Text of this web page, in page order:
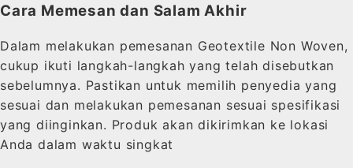
Cara Memesan dan Salam Akhir
Dalam melakukan pemesanan Geotextile Non Woven,
cukup ikuti langkah-langkah yang telah disebutkan
sebelumnya. Pastikan untuk memilih penyedia yang
sesuai dan melakukan pemesanan sesuai spesifikasi
yang diinginkan. Produk akan dikirimkan ke lokasi
Anda dalam waktu singkat